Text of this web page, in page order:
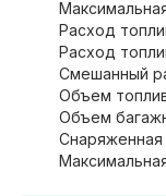
Расход
Расход
Смешанный